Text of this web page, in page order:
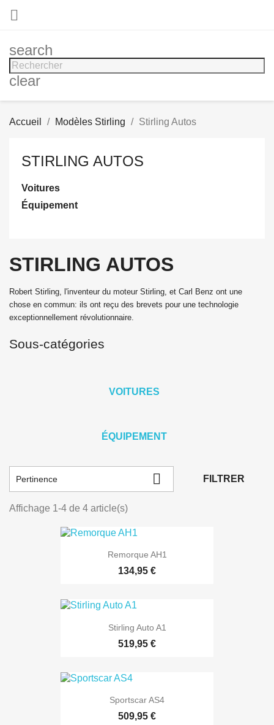

search
clear
Accueil Modèles Stirling Stirling Autos
STIRLING AUTOS
Voitures
Équipement
STIRLING AUTOS
Robert Stirling, l'inventeur du moteur Stirling, et Carl Benz ont une
chose en commun: ils ont reçu des brevets pour une technologie
exceptionnellement révolutionnaire.
Sous-catégories
VOITURES
ÉQUIPEMENT
Pertinence  FILTRER
Affichage 1-4 de 4 article(s)
Remorque AH1
134,95 €
Stirling Auto A1
519,95 €
Sportscar AS4
509,95 €